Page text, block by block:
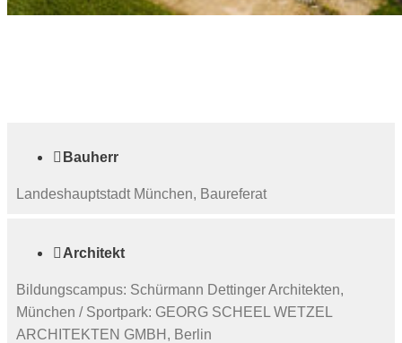
 Bauherr
Landeshauptstadt München, Baureferat
 Architekt
Bildungscampus: Schürmann Dettinger Architekten,
München / Sportpark: GEORG SCHEEL WETZEL
ARCHITEKTEN GMBH, Berlin